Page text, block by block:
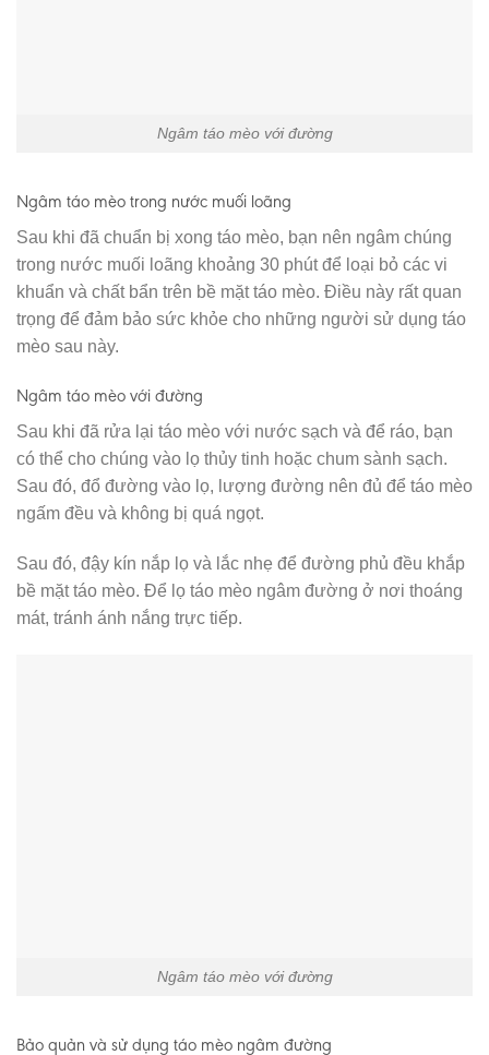
Ngâm táo mèo với đường
Ngâm táo mèo trong nước muối loãng
Sau khi đã chuẩn bị xong táo mèo, bạn nên ngâm chúng
trong nước muối loãng khoảng 30 phút để loại bỏ các vi
khuẩn và chất bẩn trên bề mặt táo mèo. Điều này rất quan
trọng để đảm bảo sức khỏe cho những người sử dụng táo
mèo sau này.
Ngâm táo mèo với đường
Sau khi đã rửa lại táo mèo với nước sạch và để ráo, bạn
có thể cho chúng vào lọ thủy tinh hoặc chum sành sạch.
Sau đó, đổ đường vào lọ, lượng đường nên đủ để táo mèo
ngấm đều và không bị quá ngọt.
Sau đó, đậy kín nắp lọ và lắc nhẹ để đường phủ đều khắp
bề mặt táo mèo. Để lọ táo mèo ngâm đường ở nơi thoáng
mát, tránh ánh nắng trực tiếp.
Ngâm táo mèo với đường
Bảo quản và sử dụng táo mèo ngâm đường